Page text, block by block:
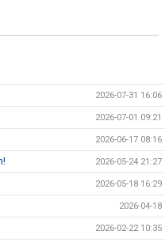
2026-07-31 16:06
2026-07-01 09:21
2026-06-17 08:16
2026-05-24 21:27
2026-05-18 16:29
2026-04-18
2026-02-22 10:35